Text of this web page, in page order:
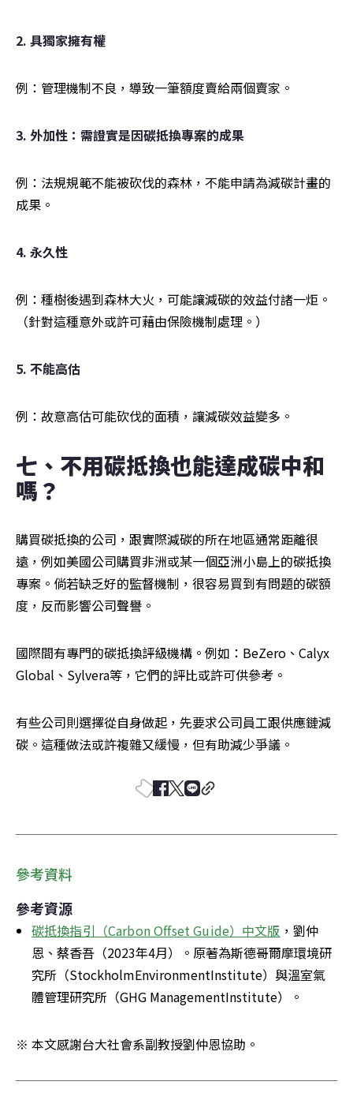
2. 具獨家擁有權
例：管理機制不良，導致一筆額度賣給兩個賣家。
3. 外加性：需證實是因碳抵換專案的成果
例：法規規範不能被砍伐的森林，不能申請為減碳計畫的
成果。
4. 永久性
例：種樹後遇到森林大火，可能讓減碳的效益付諸一炬。
（針對這種意外或許可藉由保險機制處理。）
5. 不能高估
例：故意高估可能砍伐的面積，讓減碳效益變多。
七、不用碳抵換也能達成碳中和
嗎？
購買碳抵換的公司，跟實際減碳的所在地區通常距離很
遠，例如美國公司購買非洲或某一個亞洲小島上的碳抵換
專案。倘若缺乏好的監督機制，很容易買到有問題的碳額
度，反而影響公司聲譽。
國際間有專門的碳抵換評級機構。例如：BeZero、Calyx
Global、Sylvera等，它們的評比或許可供參考。
有些公司則選擇從自身做起，先要求公司員工跟供應鏈減
碳。這種做法或許複雜又緩慢，但有助減少爭議。
參考資料
參考資源
碳抵換指引（Carbon Offset Guide）中文版 ，劉仲
恩、蔡香吾（2023年4月）。原著為斯德哥爾摩環境研
究所（StockholmEnvironmentInstitute）與溫室氣
體管理研究所（GHG ManagementInstitute）。
※ 本文感謝台大社會系副教授劉仲恩協助。